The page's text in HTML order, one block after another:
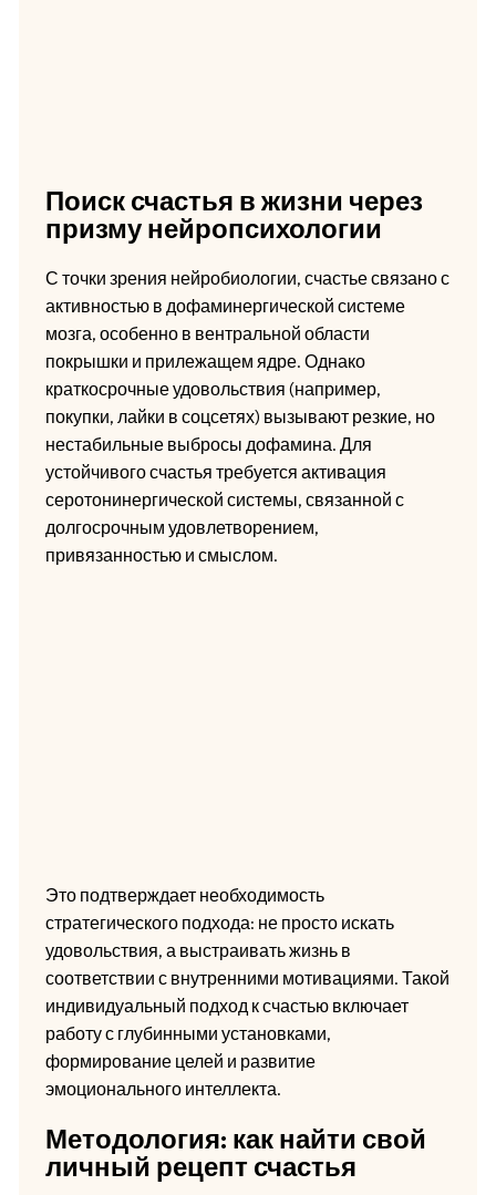
Поиск счастья в жизни через
призму нейропсихологии
С точки зрения нейробиологии, счастье связано с
активностью в дофаминергической системе
мозга, особенно в вентральной области
покрышки и прилежащем ядре. Однако
краткосрочные удовольствия (например,
покупки, лайки в соцсетях) вызывают резкие, но
нестабильные выбросы дофамина. Для
устойчивого счастья требуется активация
серотонинергической системы, связанной с
долгосрочным удовлетворением,
привязанностью и смыслом.
Это подтверждает необходимость
стратегического подхода: не просто искать
удовольствия, а выстраивать жизнь в
соответствии с внутренними мотивациями. Такой
индивидуальный подход к счастью включает
работу с глубинными установками,
формирование целей и развитие
эмоционального интеллекта.
Методология: как найти свой
личный рецепт счастья